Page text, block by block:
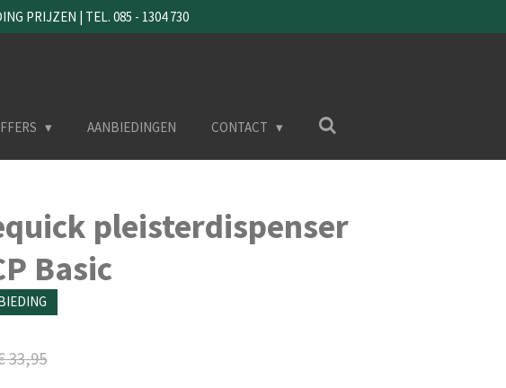
PRIJZEN | TEL. 085 - 1304 730
AANBIEDINGEN CONTACT
pleisterdispenser
Basic
33,95